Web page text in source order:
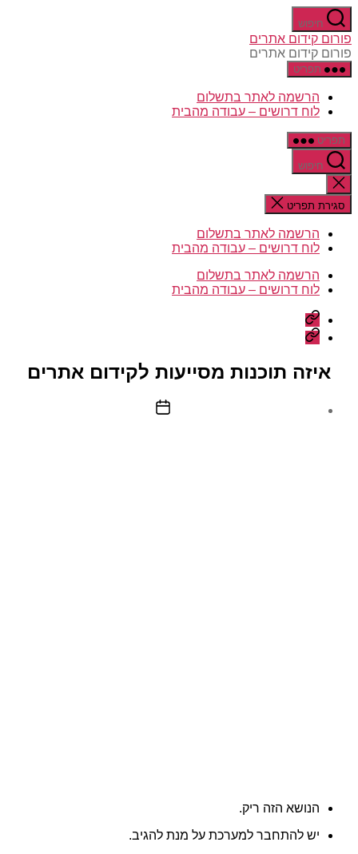
דלג
לתוכן חיפוש
פורום קידום אתרים
פורום קידום אתרים
תפריט
הרשמה לאתר בתשלום
לוח דרושים – עבודה מהבית
תפריט
חיפוש
סגירת
החיפוש
סגירת תפריט
הרשמה לאתר בתשלום
לוח דרושים – עבודה מהבית
הרשמה לאתר בתשלום
לוח דרושים – עבודה מהבית
הרשמה
לאתר
בתשלום
לוח
דרושים
עבודה
איזה תוכנות מסייעות לקידום אתרים
תאריך
הנושא הזה ריק.
יש להתחבר למערכת על מנת להגיב.